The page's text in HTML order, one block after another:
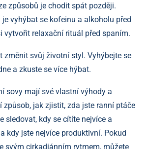
způsobů je chodit spát později.
vyhýbat se kofeinu a alkoholu před
vytvořit relaxační rituál před spaním.
změnit svůj životní styl. Vyhýbejte se
a zkuste se více hýbat.
sovy mají své vlastní výhody a
způsob, jak zjistit, zda jste ranní ptáče
sledovat, kdy se cítíte nejvíce a
kdy jste nejvíce produktivní. Pokud
svým cirkadiánním rytmem, můžete